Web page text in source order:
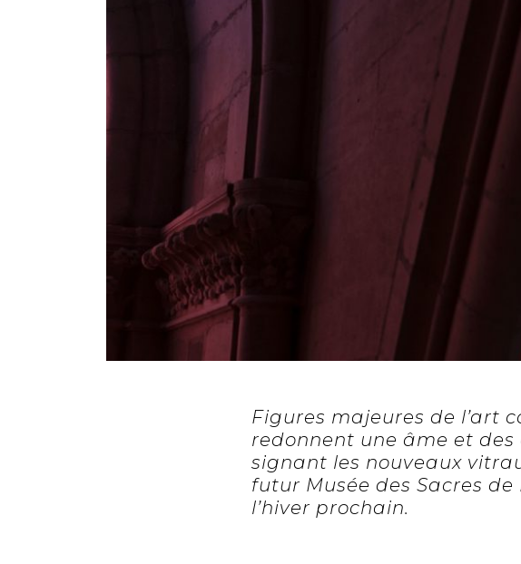
Figures majeures de l’art
redonnent une âme et
signant les nouveaux
futur Musée des Sacres
l’hiver prochain.